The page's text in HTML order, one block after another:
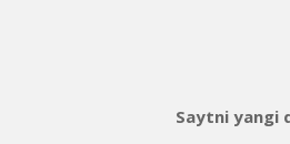
Saytni yangi